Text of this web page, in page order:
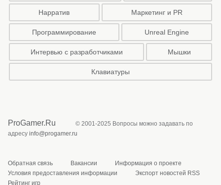
Нарратив Маркетинг и PR
Программирование Unreal Engine
Интервью с разработчиками Мышки
Клавиатуры
ProGamer.Ru
© 2001-2025 Вопросы можно задавать по
адресу info@progamer.ru
Обратная связь Вакансии
Информация о проекте
Условия предоставления информации
Экспорт новостей RSS
Рейтинг игр